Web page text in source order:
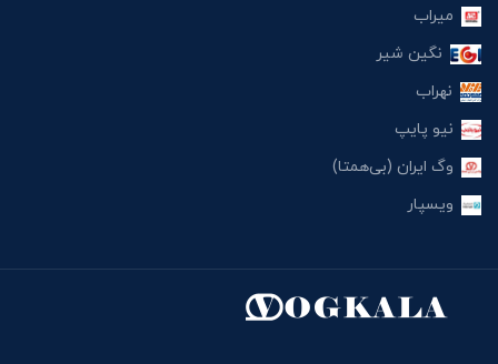
میراب
نگین شیر
نهراب
نیو پایپ
وگ ایران (بی‌همتا)
ویسپار